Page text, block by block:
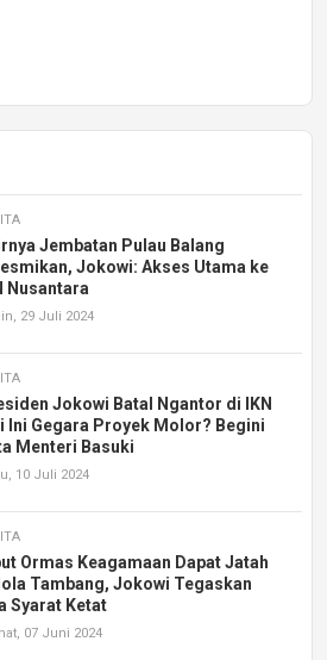
Jembatan Pulau Balang
Jokowi: Akses Utama ke
Nusantara
29 Juli 2024
Jokowi Batal Ngantor di IKN
Ini Gegara Proyek Molor? Begini
Menteri Basuki
10 Juli 2024
Ormas Keagamaan Dapat Jatah
Tambang, Jokowi Tegaskan
Syarat Ketat
07 Juni 2024